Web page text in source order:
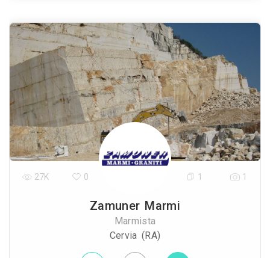
Zamuner Marmi
Marmista
Cervia (RA)
27K 0 1 1